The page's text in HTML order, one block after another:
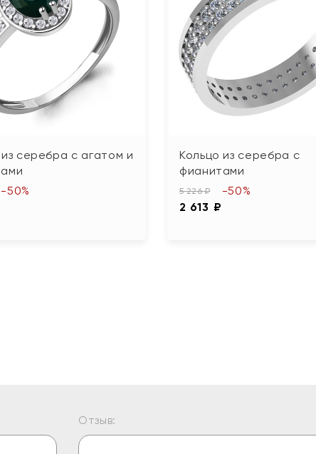
серебра с агатом и
-50%
Кольцо из серебра с
фианитами
5 226 ₽
2 613 ₽
-50%
Отзыв: